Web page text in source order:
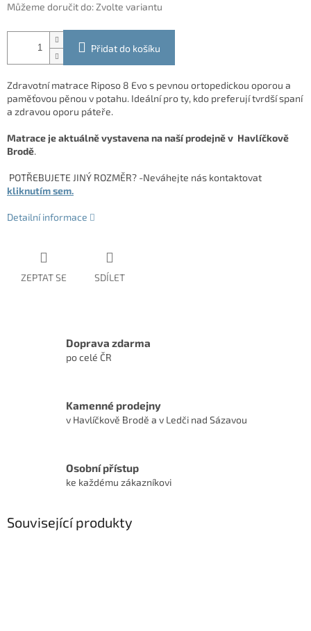
Můžeme doručit do: Zvolte variantu
Přidat do košíku
Zdravotní matrace Riposo 8 Evo s pevnou ortopedickou oporou a
paměťovou pěnou v potahu. Ideální pro ty, kdo preferují tvrdší spaní
a zdravou oporu páteře.
Matrace je aktuálně vystavena na naší prodejně v Havlíčkově
Brodě.
POTŘEBUJETE JINÝ ROZMĚR? -Neváhejte nás kontaktovat
kliknutím sem.
Detailní informace
ZEPTAT SE SDÍLET
Doprava zdarma
po celé ČR
Kamenné prodejny
v Havlíčkově Brodě a v Ledči nad Sázavou
Osobní přístup
ke každému zákazníkovi
Související produkty